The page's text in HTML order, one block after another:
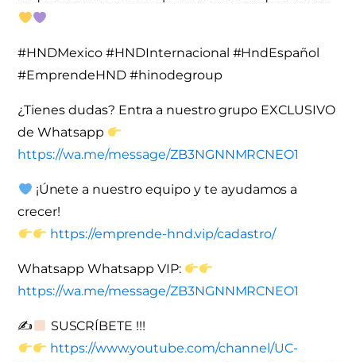
#HNDMexico #HNDInternacional #HndEspañol
#EmprendeHND #hinodegroup
¿Tienes dudas? Entra a nuestro grupo EXCLUSIVO
de Whatsapp
https://wa.me/message/ZB3NGNNMRCNEO1
¡Únete a nuestro equipo y te ayudamos a
crecer!
https://emprende-hnd.vip/cadastro/
Whatsapp Whatsapp VIP:
https://wa.me/message/ZB3NGNNMRCNEO1
✍
SUSCRÍBETE !!!
https://www.youtube.com/channel/UC-